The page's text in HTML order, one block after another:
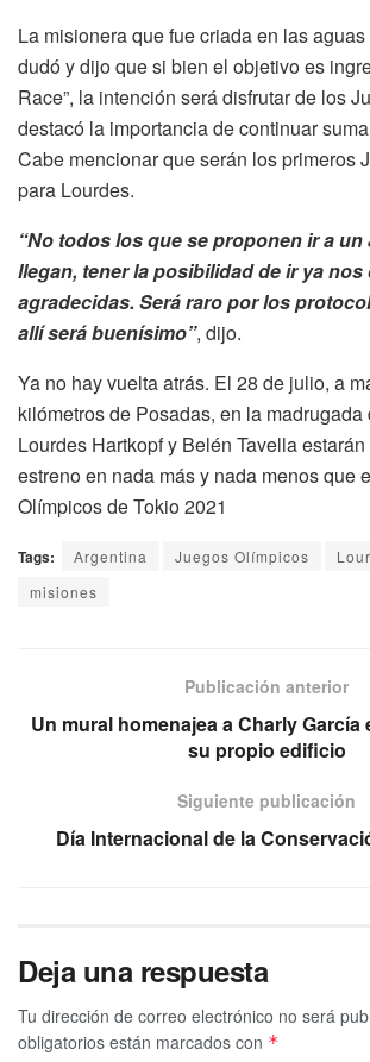
La misionera que fue criada en las
dudó y dijo que si bien el objetivo es
Race”, la intención será disfrutar de los
destacó la importancia de continuar
Cabe mencionar que serán los primeros
para Lourdes.
“No todos los que se proponen ir a
llegan, tener la posibilidad de ir ya nos
agradecidas. Será raro por los
allí será buenísimo”, dijo.
Ya no hay vuelta atrás. El 28 de julio, a
kilómetros de Posadas, en la madrugada
Lourdes Hartkopf y Belén Tavella
estreno en nada más y nada menos que
Olímpicos de Tokio 2021
Tags: Argentina Juegos Olímpicos
misiones
Publicación anterior
Un mural homenajea a Charly García
su propio edificio
Siguiente publicación
Día Internacional de la
Deja una respuesta
Tu dirección de correo electrónico no será
obligatorios están marcados con *